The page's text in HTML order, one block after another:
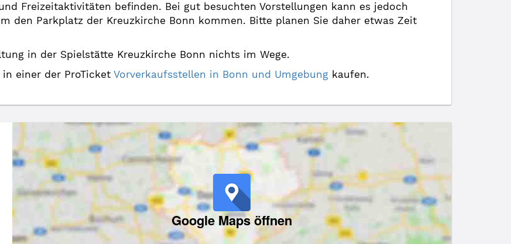
Freizeitaktivitäten befinden. Bei gut besuchten Vorstellungen kann es jedoch
den Parkplatz der Kreuzkirche Bonn kommen. Bitte planen Sie daher etwas Zeit
in der Spielstätte Kreuzkirche Bonn nichts im Wege.
einer der ProTicket Vorverkaufsstellen in Bonn und Umgebung kaufen.
Google Maps öffnen